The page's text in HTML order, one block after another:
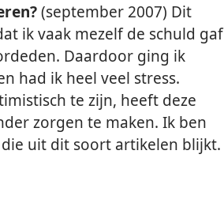
(september 2007) Dit
ik vaak mezelf de schuld gaf
Daardoor ging ik
had ik heel veel stress.
te zijn, heeft deze
zorgen te maken. Ik ben
uit dit soort artikelen blijkt.